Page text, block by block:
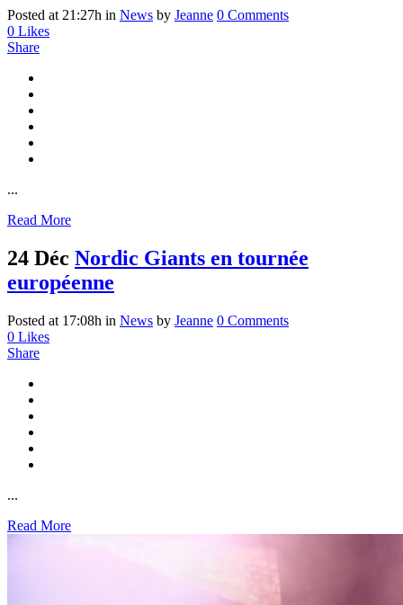
Posted at 21:27h in News by Jeanne 0 Comments
0 Likes
Share
...
Read More
24 Déc Nordic Giants en tournée
européenne
Posted at 17:08h in News by Jeanne 0 Comments
0 Likes
Share
...
Read More